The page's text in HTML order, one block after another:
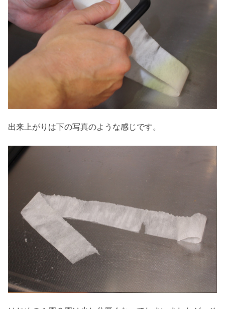
出来上がりは下の写真のような感じです。